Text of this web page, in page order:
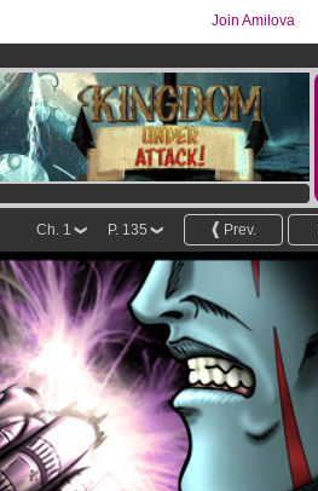
Join Amilova
Prev.
P. 135
Ch. 1